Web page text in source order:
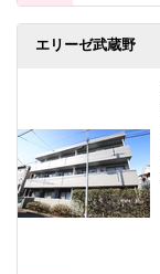
エリーゼ武蔵野